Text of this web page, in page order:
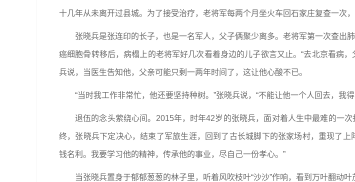
十几年从未离开过县城。为了接受治疗，老将军每两个月坐火车回石家庄复查一次
张晓兵是张连印的长子，也是一名军人，父子俩聚少离多。老将军第一次查出
癌细胞骨转移后，病榻上的老将军好几次看着身边的儿子欲言又止。“去北京看病
兵说，当医生告知他，父亲可能只剩一两年时间了，这让他心酸不已。
“当时我工作非常忙，他还要坚持种树。”张晓兵说，“不能让他一个人回去，我
退伍的念头萦绕心间。2015年，时年42岁的张晓兵，面对着人生中最难的一
终，张晓兵下定决心，结束了军旅生涯，回到了古长城脚下的张家场村，重现了
钱名利。我要学习他的精神，传承他的事业，尽自己一份孝心。”
当张晓兵置身于郁郁葱葱的林子里，听着风吹枝叶“沙沙”作响，看到万叶翻动